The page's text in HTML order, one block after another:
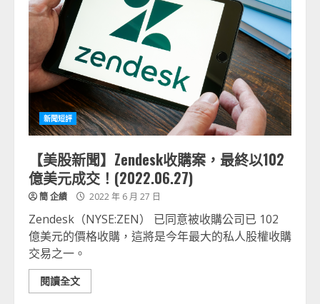
新聞短評
【美股新聞】Zendesk收購案，最終以102
億美元成交！(2022.06.27)
簡 企績 2022 年 6 月 27 日
Zendesk（NYSE:ZEN） 已同意被收購公司已 102
億美元的價格收購，這將是今年最大的私人股權收購
交易之一。
閱讀全文